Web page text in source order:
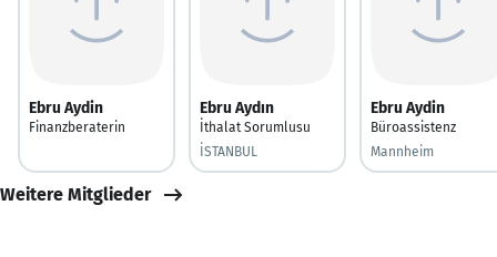
Ebru Aydin
Finanzberaterin
Ebru Aydın
İthalat Sorumlusu
İSTANBUL
Ebru Aydin
Büroassistenz
Mannheim
Weitere Mitglieder